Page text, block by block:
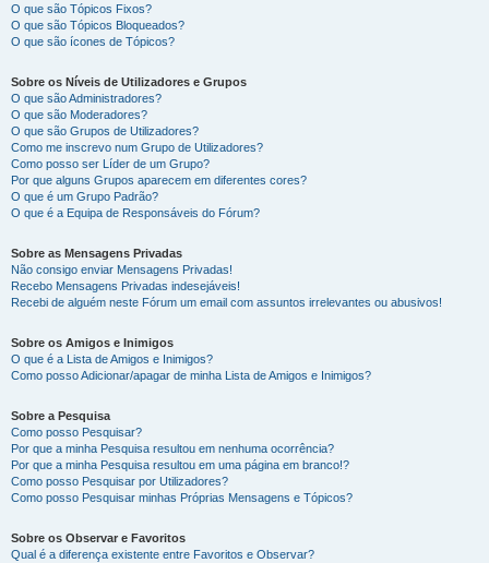
O que são Tópicos Fixos?
O que são Tópicos Bloqueados?
O que são ícones de Tópicos?
Sobre os Níveis de Utilizadores e Grupos
O que são Administradores?
O que são Moderadores?
O que são Grupos de Utilizadores?
Como me inscrevo num Grupo de Utilizadores?
Como posso ser Líder de um Grupo?
Por que alguns Grupos aparecem em diferentes cores?
O que é um Grupo Padrão?
O que é a Equipa de Responsáveis do Fórum?
Sobre as Mensagens Privadas
Não consigo enviar Mensagens Privadas!
Recebo Mensagens Privadas indesejáveis!
Recebi de alguém neste Fórum um email com assuntos irrelevantes ou abusivos!
Sobre os Amigos e Inimigos
O que é a Lista de Amigos e Inimigos?
Como posso Adicionar/apagar de minha Lista de Amigos e Inimigos?
Sobre a Pesquisa
Como posso Pesquisar?
Por que a minha Pesquisa resultou em nenhuma ocorrência?
Por que a minha Pesquisa resultou em uma página em branco!?
Como posso Pesquisar por Utilizadores?
Como posso Pesquisar minhas Próprias Mensagens e Tópicos?
Sobre os Observar e Favoritos
Qual é a diferença existente entre Favoritos e Observar?